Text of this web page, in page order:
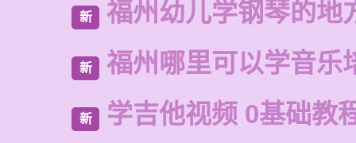
新 福州幼儿学钢琴的地
新 福州哪里可以学音乐
新 学吉他视频 0基础教